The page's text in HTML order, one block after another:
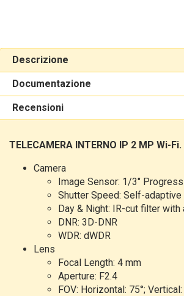
Descrizione
Documentazione
Recensioni
TELECAMERA INTERNO IP 2 MP Wi-Fi.
Camera
Image Sensor: 1/3"
Shutter Speed: Self-
Day & Night: IR-cut filter
DNR: 3D-DNR
WDR: dWDR
Lens
Focal Length: 4 mm
Aperture: F2.4
FOV: Horizontal: 75°;